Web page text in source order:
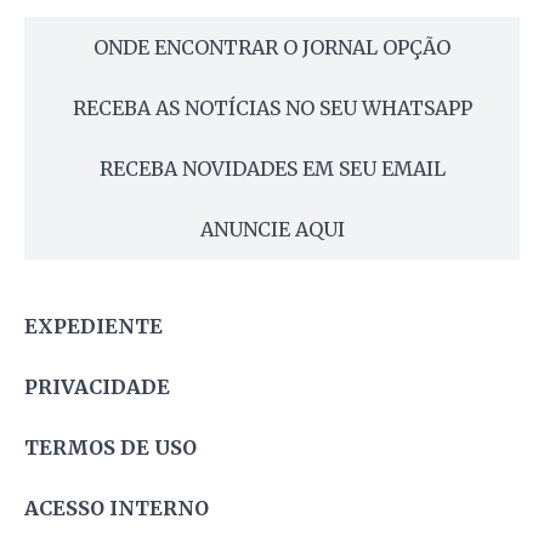
ONDE ENCONTRAR O JORNAL OPÇÃO
RECEBA AS NOTÍCIAS NO SEU WHATSAPP
RECEBA NOVIDADES EM SEU EMAIL
ANUNCIE AQUI
EXPEDIENTE
PRIVACIDADE
TERMOS DE USO
ACESSO INTERNO